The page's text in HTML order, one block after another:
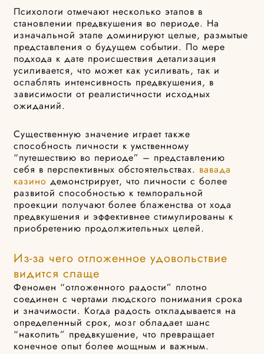
Психологи отмечают несколько этапов в
становлении предвкушения во периоде. На
изначальной этапе доминируют целые, размытые
представления о будущем событии. По мере
подхода к дате происшествия детализация
усиливается, что может как усиливать, так и
ослаблять интенсивность предвкушения, в
зависимости от реалистичности исходных
ожиданий.
Существенную значение играет также
способность личности к умственному
“путешествию во периоде” – представлению
себя в перспективных обстоятельствах. вавада
казино демонстрирует, что личности с более
развитой способностью к темпоральной
проекции получают более блаженства от хода
предвкушения и эффективнее стимулированы к
приобретению продолжительных целей.
Из-за чего отложенное удовольствие
видится слаще
Феномен “отложенного радости” плотно
соединен с чертами людского понимания срока
и значимости. Когда радость откладывается на
определенный срок, мозг обладает шанс
“накопить” предвкушение, что превращает
конечное опыт более мощным и важным.